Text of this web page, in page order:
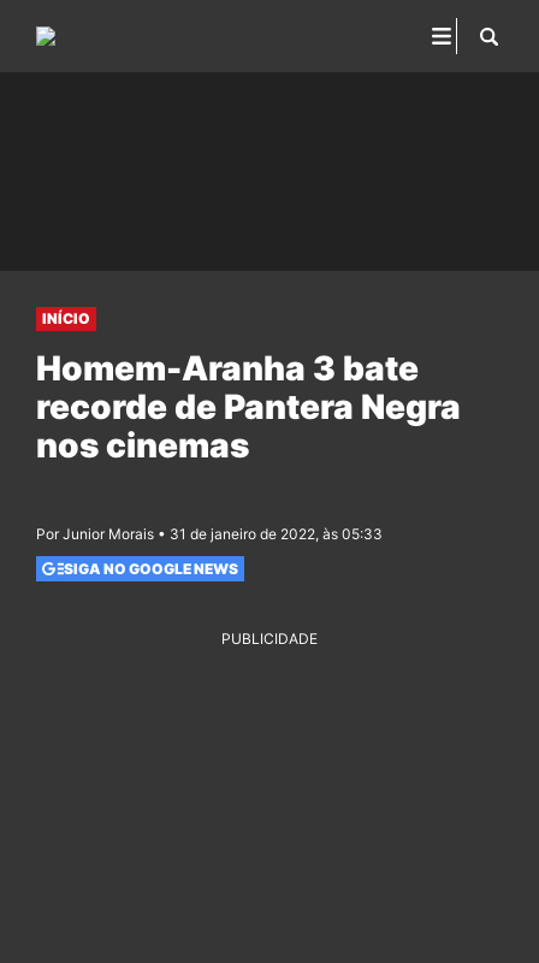
INÍCIO
Homem-Aranha 3 bate
recorde de Pantera Negra
nos cinemas
Por Junior Morais • 31 de janeiro de 2022, às 05:33
SIGA NO GOOGLE NEWS
PUBLICIDADE